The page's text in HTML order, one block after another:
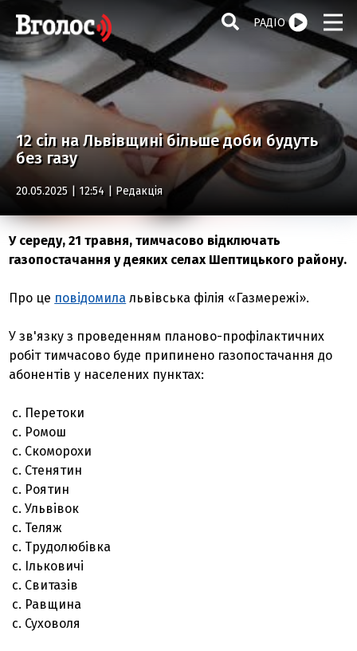
РАДІО
12 сіл на Львівщині більше доби будуть
без газу
20.05.2025 | 12:54 | Редакція
У середу, 21 травня, тимчасово відключать
газопостачання у деяких селах Шептицького району.
Про це повідомила львівська філія «Газмережі».
У зв'язку з проведенням планово-профілактичних
робіт тимчасово буде припинено газопостачання до
абонентів у населених пунктах:
с. Перетоки
с. Ромош
с. Скоморохи
с. Стенятин
с. Роятин
с. Ульвівок
с. Теляж
с. Трудолюбівка
с. Ільковичі
с. Свитазів
с. Равщина
с. Суховоля